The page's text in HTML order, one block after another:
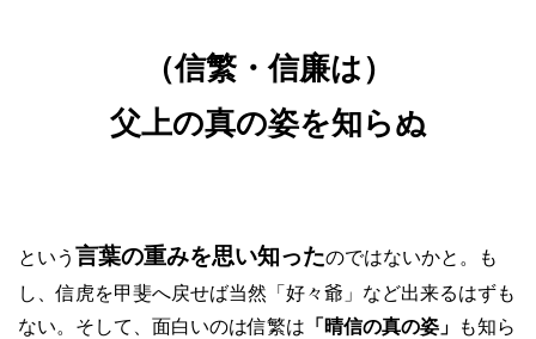
（信繁・信廉は）
父上の真の姿を知らぬ
という 言葉の重みを思い知ったのではないかと。も
し、信虎を甲斐へ戻せば当然「好々爺」など出来るはずも
ない。そして、面白いのは信繁は 「晴信の真の姿」
も知ら